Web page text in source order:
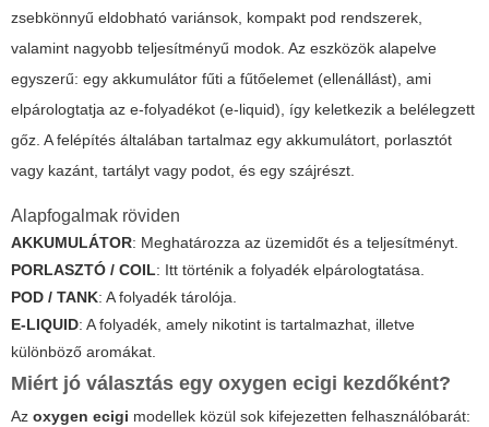
zsebkönnyű eldobható variánsok, kompakt pod rendszerek,
valamint nagyobb teljesítményű modok. Az eszközök alapelve
egyszerű: egy akkumulátor fűti a fűtőelemet (ellenállást), ami
elpárologtatja az e-folyadékot (e-liquid), így keletkezik a belélegzett
gőz. A felépítés általában tartalmaz egy akkumulátort, porlasztót
vagy kazánt, tartályt vagy podot, és egy szájrészt.
Alapfogalmak röviden
AKKUMULÁTOR: Meghatározza az üzemidőt és a teljesítményt.
PORLASZTÓ / COIL: Itt történik a folyadék elpárologtatása.
POD / TANK: A folyadék tárolója.
E-LIQUID: A folyadék, amely nikotint is tartalmazhat, illetve
különböző aromákat.
Miért jó választás egy oxygen ecigi kezdőként?
Az oxygen ecigi modellek közül sok kifejezetten felhasználóbarát: